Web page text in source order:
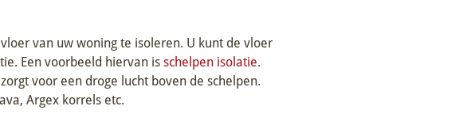
van uw woning te isoleren. U kunt de vloer
Een voorbeeld hiervan is schelpen isolatie.
voor een droge lucht boven de schelpen.
Argex korrels etc.